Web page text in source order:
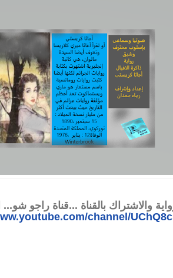
والاشتراك بالقناة ...قناة راجو شو...
channel/